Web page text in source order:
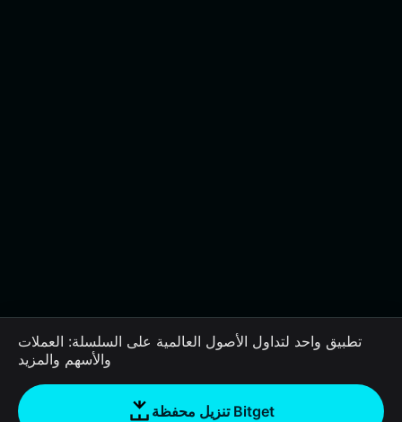
تطبيق واحد لتداول الأصول العالمية على السلسلة: العملات
والأسهم والمزيد
تنزيل محفظة Bitget